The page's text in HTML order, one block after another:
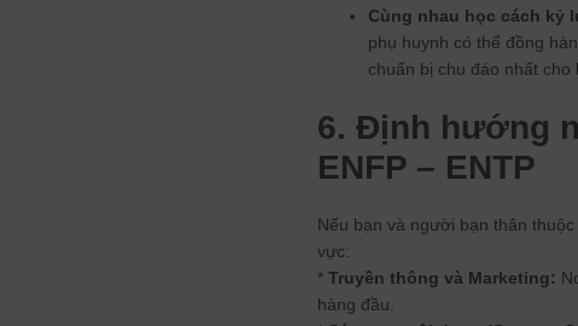
Cùng nhau học cách kỷ
phụ huynh có thể đồng
chuẩn bị chu đáo nhất
6. Định hướng
ENFP – ENTP
Nếu bạn và người bạn thân
vực:
*Truyền thông và Marketing:
hàng đầu.